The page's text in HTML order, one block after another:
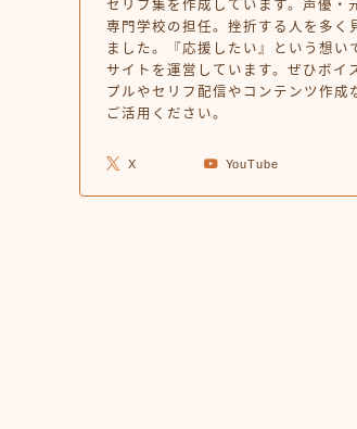
セリフ集を作成しています。声優・
専門学校の担任。挫折する人を多く
ました。『応援したい』という想い
サイトを運営しています。ぜひボイ
プルやセリフ配信やコンテンツ作成
ご活用ください。
X YouTube